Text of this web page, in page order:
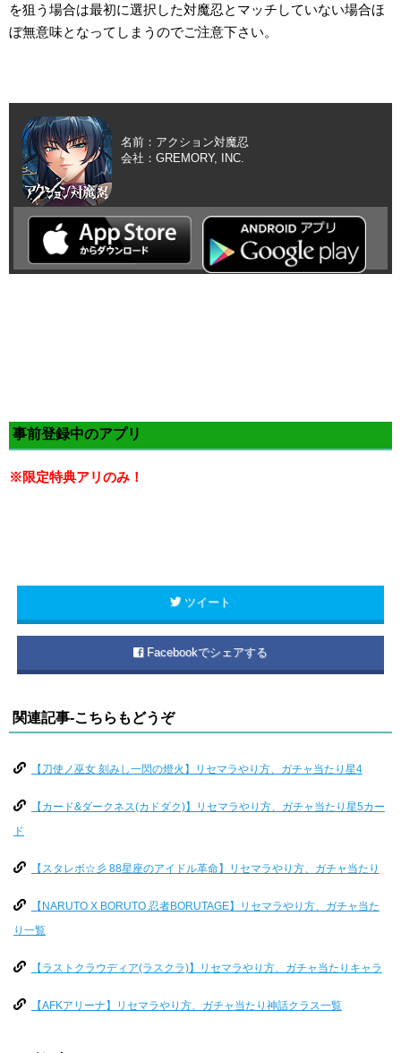
を狙う場合は最初に選択した対魔忍とマッチしていない場合ほ
ぼ無意味となってしまうのでご注意下さい。
名前：アクション対魔忍
会社：GREMORY, INC.
事前登録中のアプリ
※限定特典アリのみ！
ツイート
Facebookでシェアする
関連記事-こちらもどうぞ
【刀使ノ巫女 刻みし一閃の燈火】リセマラやり方、ガチャ当たり星4
【カード&ダークネス(カドダク)】リセマラやり方、ガチャ当たり星5カー
ド
【スタレボ☆彡 88星座のアイドル革命】リセマラやり方、ガチャ当たり
【NARUTO X BORUTO 忍者BORUTAGE】リセマラやり方、ガチャ当た
り一覧
【ラストクラウディア(ラスクラ)】リセマラやり方、ガチャ当たりキャラ
【AFKアリーナ】リセマラやり方、ガチャ当たり神話クラス一覧